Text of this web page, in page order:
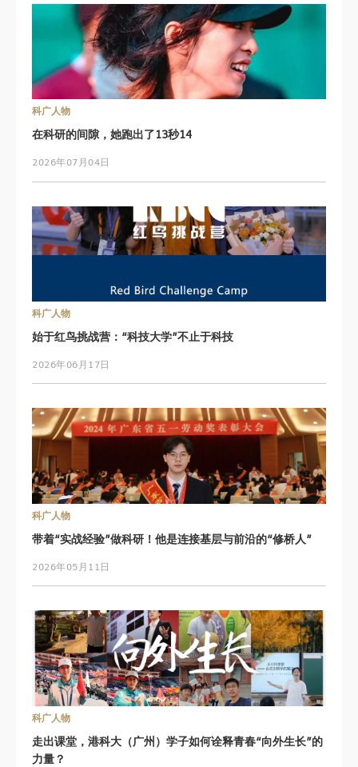
科广人物
在科研的间隙，她跑出了13秒14
2026年07月04日
科广人物
始于红鸟挑战营：“科技大学”不止于科技
2026年06月17日
科广人物
带着“实战经验”做科研！他是连接基层与前沿的“修桥人”
2026年05月11日
科广人物
走出课堂，港科大（广州）学子如何诠释青春“向外生长”的
力量？